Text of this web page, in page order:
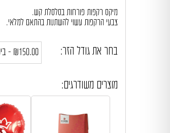
מיקס רקפות פורחות בסלסלת קש.
צבעי הרקפות עשוי להשתנות בהתאם למלאי.
בחר את גודל הזר:
מוצרים משודרגים: